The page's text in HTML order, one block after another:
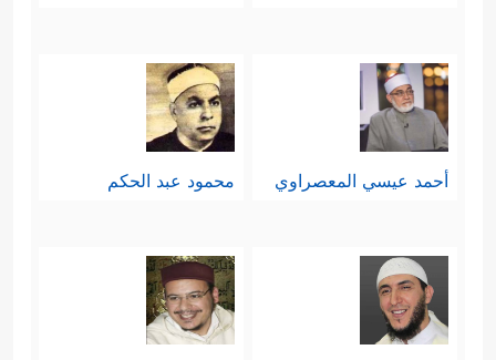
أحمد عيسي المعصراوي محمود عبد الحكم